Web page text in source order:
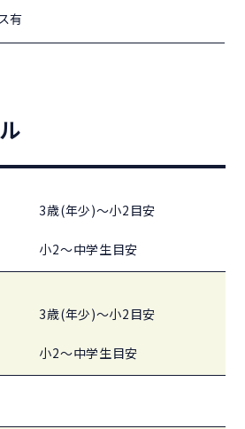
有
3歳(年少)～小2目安
小2～中学生目安
3歳(年少)～小2目安
小2～中学生目安